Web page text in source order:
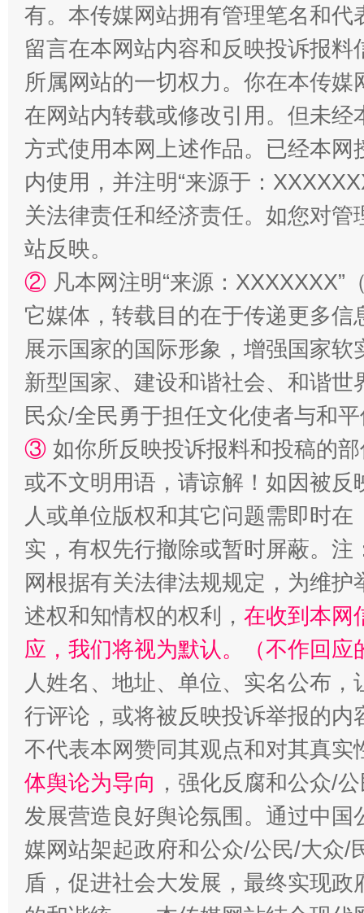
阿坝州三大球赛在茂县开幕 规模
国家大学科技园优化重塑工作
扯下公款旅游的“隐身衣” 如何以
“蜀中异人”王建安的艺术幻境
有。本传媒网站拥有管理笔名和
留言在本网站内容和反映投诉报
所属网站的一切权力。你在本传
在网站内转载或修改引用。但未
方式使用本网上述作品。已经本
内使用，并注明“来源于：
关法律责任和经济责任。如您对
站反映。
② 凡本网注明“来源：
它媒体，转载目的在于传递更多
展示国家的国际形象，增强国家
新型国家、建设和谐社会、和谐
民众/全民勇于担任文化使者与和
③ 如你所反映投诉报料和投稿的
或不文明用语，请谅解！如因被
人或单位版权和其它问题需即时在
实，有权先行撤除或暂时屏蔽。
网根据有关法律法规规定，为维
述权和知情权的权利， 在收到本网
应，我们将视为默认。（不作回应
人姓名、地址、单位、实名公布
行评论，或将被反映投诉举报的
不代表本网赞同其观点和对其真实
体舆论为导向 ，强化反腐和公众/
发展营造良好舆论氛围。通过中
媒网站架起政府和公众/公民/大众/
盾，促进社会大发展，最终实现